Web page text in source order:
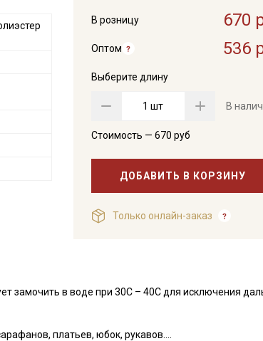
В розницу 670
Оптом 536
Выберите длину
шт В
Стоимость — 670 руб
ДОБАВИТЬ В КОРЗИНУ
Только онлайн-заказ
замочить в воде при 30С – 40С для исключения
платьев, юбок, рукавов.